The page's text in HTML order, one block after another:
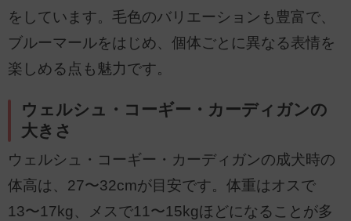
をしています。毛色のバリエーションも豊富で、
ブルーマールをはじめ、個体ごとに異なる表情を
楽しめる点も魅力です。
ウェルシュ・コーギー・カーディガンの
大きさ
ウェルシュ・コーギー・カーディガンの成犬時の
体高は、27〜32cmが目安です。体重はオスで
13〜17kg、メスで11〜15kgほどになることが多